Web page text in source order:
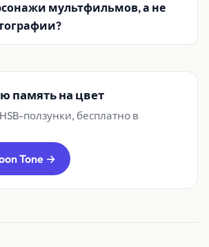
мультфильмов, а не
память на цвет
ползунки, бесплатно в
Tone →